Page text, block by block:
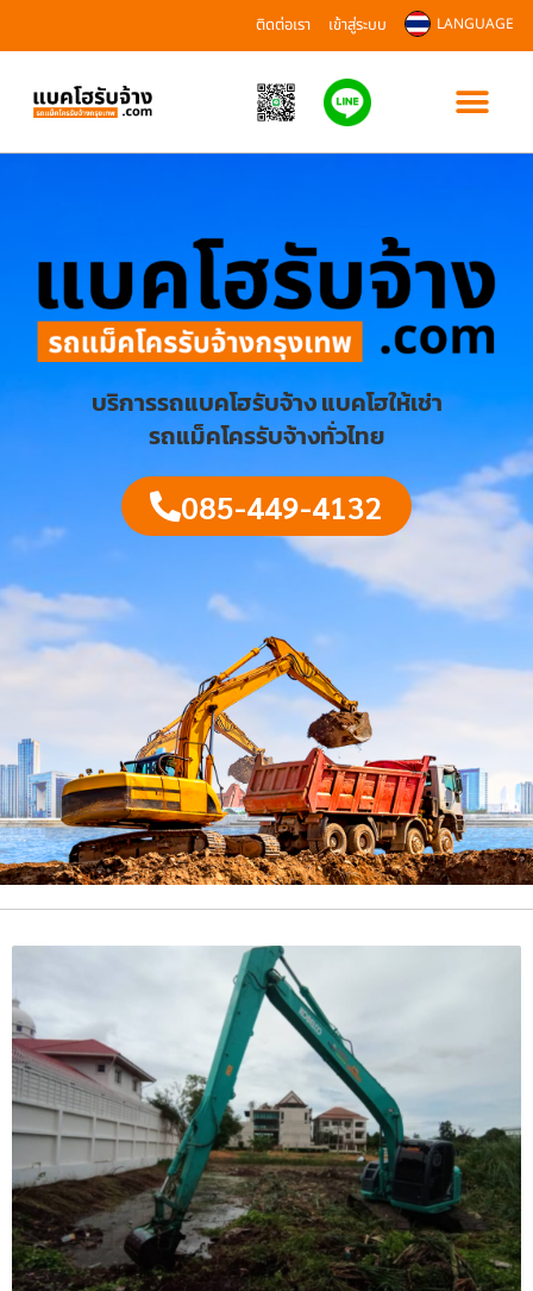
ติดต่อเรา เข้าสู่ระบบ LANGUAGE
บริการรถแบคโฮรับจ้าง แบคโฮให้เช่า
รถแม็คโครรับจ้างทั่วไทย
085-449-4132